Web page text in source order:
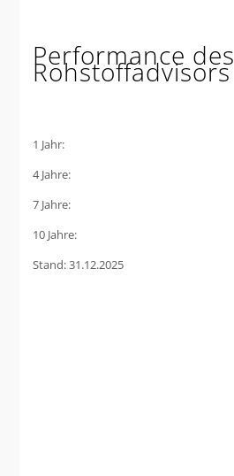
Performance des
Rohstoffadvisors
1 Jahr:
4 Jahre:
7 Jahre:
10 Jahre:
Stand: 31.12.2025